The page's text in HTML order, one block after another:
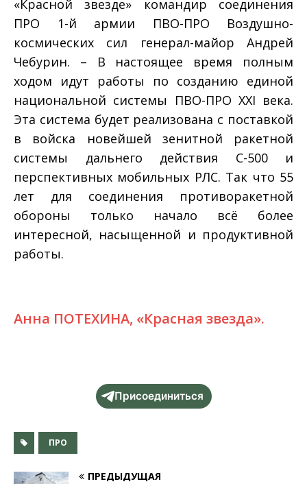
«Красной звезде» командир соединения
ПРО 1-й армии ПВО-ПРО Воздушно-
космических сил генерал-майор Андрей
Чебурин. – В настоящее время полным
ходом идут работы по созданию единой
национальной системы ПВО-ПРО XXI века.
Эта система будет реализована с поставкой
в войска новейшей зенитной ракетной
системы дальнего действия С-500 и
перспективных мобильных РЛС. Так что 55
лет для соединения противоракетной
обороны только начало всё более
интересной, насыщенной и продуктивной
работы.
Анна ПОТЕХИНА, «Красная звезда».
Присоединиться
ПРО
ПРЕДЫДУЩАЯ